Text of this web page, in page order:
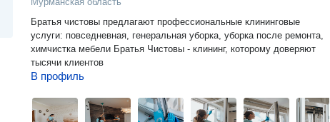
Братья чистовы предлагают профессиональные клининговые
услуги: повседневная, генеральная уборка, уборка после ремонта,
химчистка мебели Братья Чистовы - клининг, которому доверяют
тысячи клиентов
В профиль